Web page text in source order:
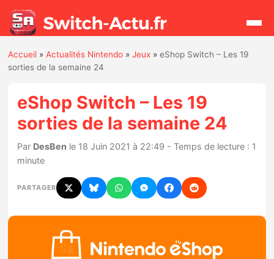
Actualités
Jeux
Hardware
Chiffres de ventes
Accueil »Actualités Nintendo »Jeux »eShop Switch – Les 19
sorties de la semaine 24
eShop Switch – Les 19
sorties de la semaine 24
Par DesBen le 18 Juin 2021 à 22:49 - Temps de lecture : 1
minute
PARTAGER